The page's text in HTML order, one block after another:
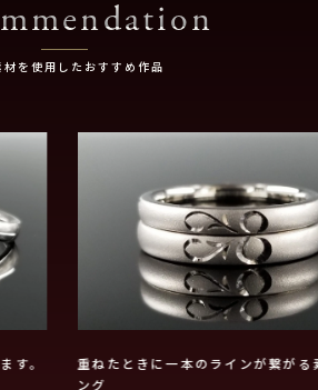
材を使用したおすすめ作品
す。
重ねたときに一本のラインが繋がる
ング